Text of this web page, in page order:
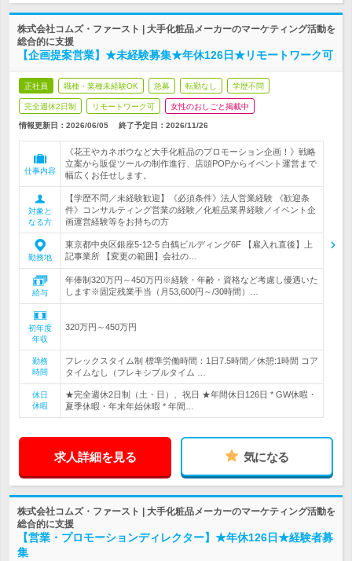
株式会社コムズ・ファースト | 大手化粧品メーカーのマーケティング活動を
総合的に支援
【企画提案営業】★未経験募集★年休126日★リモートワーク可
正社員 職種・業種未経験OK 急募 転勤なし 学歴不問
完全週休2日制 リモートワーク可 女性のおしごと掲載中
情報更新日：2026/06/05 終了予定日： 2026/11/26
仕事内容
《花王やカネボウなど大手化粧品のプロモーション企画！》戦略
立案から販促ツールの制作進行、店頭POPからイベント運営まで
幅広くお任せします。
対象と
なる方
【学歴不問／未経験歓迎】《必須条件》法人営業経験 《歓迎条
件》コンサルティング営業の経験／化粧品業界経験／イベント企
画運営経験等をお持ちの方
勤務地
東京都中央区銀座5-12-5 白鶴ビルディング6F 【雇入れ直後】上
記事業所 【変更の範囲】会社の…
給与
年俸制320万円～450万円※経験・年齢・資格など考慮し優遇いた
します※固定残業手当（月53,600円～/30時間）…
初年度
年収
320万円～450万円
勤務
時間
フレックスタイム制 標準労働時間：1日7.5時間／休憩:1時間 コア
タイムなし（フレキシブルタイム …
休日
休暇
★完全週休2日制（土・日）、祝日 ★年間休日126日 * GW休暇・
夏季休暇・年末年始休暇 * 年間…
求人詳細を見る 気になる
株式会社コムズ・ファースト | 大手化粧品メーカーのマーケティング活動を
総合的に支援
【営業・プロモーションディレクター】★年休126日★経験者募
集